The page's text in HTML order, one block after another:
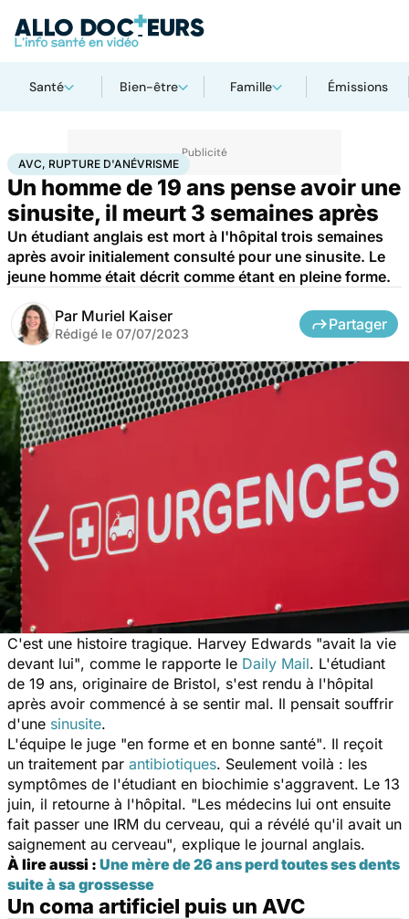
Santé Bien-être Famille Émissions
AccueilSantéMaladiesAVC, rupture d'anévrisme
AVC, RUPTURE D'ANÉVRISME
Un homme de 19 ans pense avoir une
sinusite, il meurt 3 semaines après
Un étudiant anglais est mort à l'hôpital trois semaines
après avoir initialement consulté pour une sinusite. Le
jeune homme était décrit comme étant en pleine forme.
Par Muriel Kaiser
Rédigé le 07/07/2023
Partager
C'est une histoire tragique. Harvey Edwards "avait la vie
devant lui", comme le rapporte le Daily Mail. L'étudiant
de 19 ans, originaire de Bristol, s'est rendu à l'hôpital
après avoir commencé à se sentir mal. Il pensait souffrir
d'une sinusite.
L'équipe le juge "en forme et en bonne santé". Il reçoit
un traitement par antibiotiques. Seulement voilà : les
symptômes de l'étudiant en biochimie s'aggravent. Le 13
juin, il retourne à l'hôpital. "Les médecins lui ont ensuite
fait passer une IRM du cerveau, qui a révélé qu'il avait un
saignement au cerveau", explique le journal anglais.
À lire aussi : Une mère de 26 ans perd toutes ses dents
suite à sa grossesse
Un coma artificiel puis un AVC